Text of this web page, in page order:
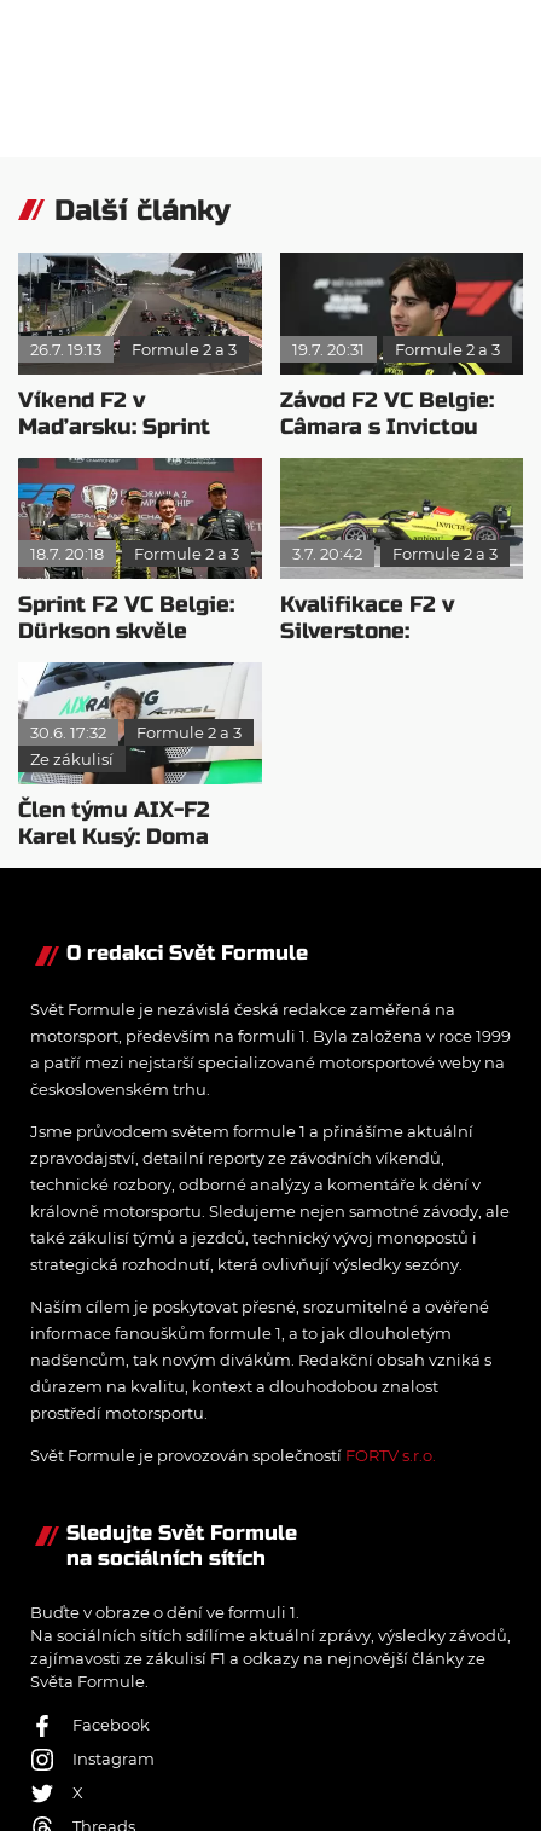
Další články
26.7. 19:13 Formule 2 a 3
Víkend F2 v
Maďarsku: Sprint
opanoval Minì, v
hlavním závodě
dominoval León
19.7. 20:31 Formule 2 a 3
Závod F2 VC Belgie:
Câmara s Invictou
ovládl Spa
18.7. 20:18 Formule 2 a 3
Sprint F2 VC Belgie:
Dürkson skvěle
zakončil závod
3.7. 20:42 Formule 2 a 3
Kvalifikace F2 v
Silverstone:
30.6. 17:32
Formule 2 a 3
Ze zákulisí
Člen týmu AIX-F2
Karel Kusý: Doma
nejsem celé měsíce…
O redakci Svět Formule
Svět Formule je nezávislá česká redakce zaměřená na
motorsport, především na formuli 1. Byla založena v roce 1999
a patří mezi nejstarší specializované motorsportové weby na
československém trhu.
Jsme průvodcem světem formule 1 a přinášíme aktuální
zpravodajství, detailní reporty ze závodních víkendů,
technické rozbory, odborné analýzy a komentáře k dění v
královně motorsportu. Sledujeme nejen samotné závody, ale
také zákulisí týmů a jezdců, technický vývoj monopostů i
strategická rozhodnutí, která ovlivňují výsledky sezóny.
Naším cílem je poskytovat přesné, srozumitelné a ověřené
informace fanouškům formule 1, a to jak dlouholetým
nadšencům, tak novým divákům. Redakční obsah vzniká s
důrazem na kvalitu, kontext a dlouhodobou znalost
prostředí motorsportu.
Svět Formule je provozován společností FORTV s.r.o.
Sledujte Svět Formule
na sociálních sítích
Buďte v obraze o dění ve formuli 1.
Na sociálních sítích sdílíme aktuální zprávy, výsledky závodů,
zajímavosti ze zákulisí F1 a odkazy na nejnovější články ze
Světa Formule.
Facebook
Instagram
X
Threads